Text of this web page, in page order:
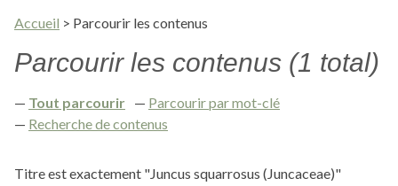
Accueil > Parcourir les contenus
Parcourir les contenus (1 total)
Tout parcourir
Parcourir par mot-clé
Recherche de contenus
Titre est exactement "Juncus squarrosus (Juncaceae)"